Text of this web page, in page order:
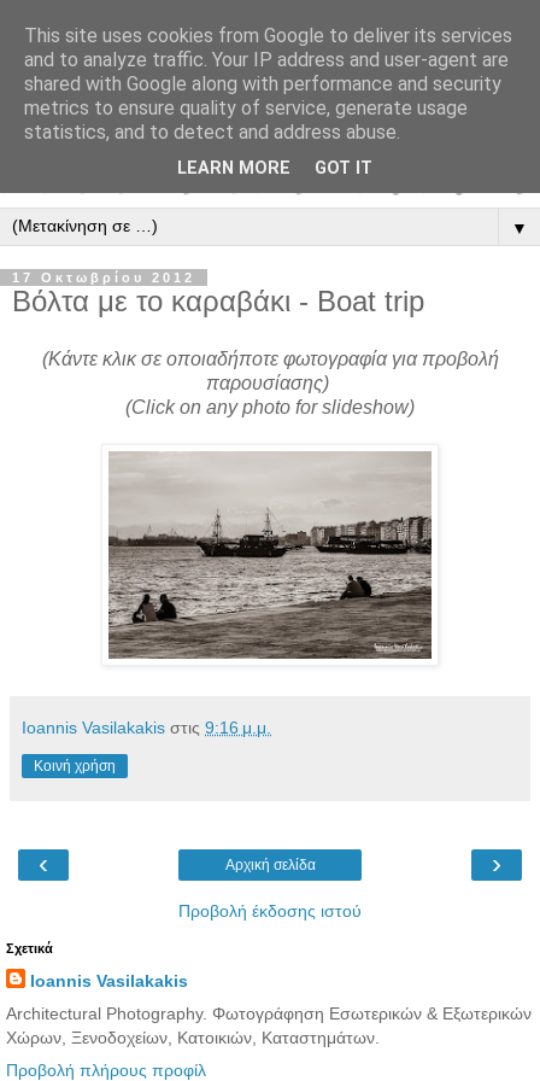
▼
17 Οκτωβρίου 2012
Βόλτα με το καραβάκι - Boat trip
(Κάντε κλικ σε οποιαδήποτε φωτογραφία για προβολή
παρουσίασης)
(Click on any photo for slideshow)
Ioannis Vasilakakis στις 9:16 μ.μ.
Κοινή χρήση
‹ ›
Αρχική σελίδα
Προβολή έκδοσης ιστού
Σχετικά
Ioannis Vasilakakis
Architectural Photography. Φωτογράφηση Εσωτερικών & Εξωτερικών
Χώρων, Ξενοδοχείων, Κατοικιών, Καταστημάτων.
Προβολή πλήρους προφίλ
This site uses cookies from Google to deliver its services
and to analyze traffic. Your IP address and user-agent are
shared with Google along with performance and security
metrics to ensure quality of service, generate usage
statistics, and to detect and address abuse.
LEARN MORE GOT IT